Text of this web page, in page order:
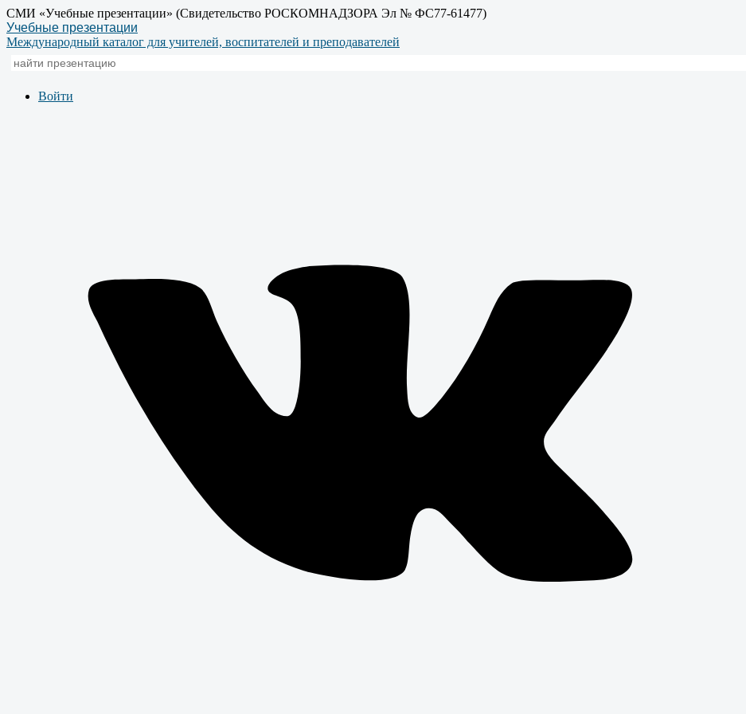
СМИ «Учебные презентации» (Свидетельство РОСКОМНАДЗОРА Эл № ФС77-61477)
Учебные презентации
Международный каталог для учителей, воспитателей и преподавателей
Войти